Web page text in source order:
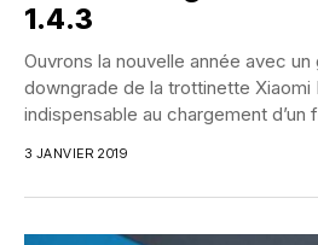
1.4.3
Ouvrons la nouvelle année avec
downgrade de la trottinette Xiaomi
indispensable au chargement d’un
3 JANVIER 2019